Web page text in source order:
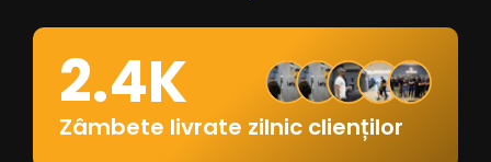
2.4K
Zâmbete livrate zilnic clienților